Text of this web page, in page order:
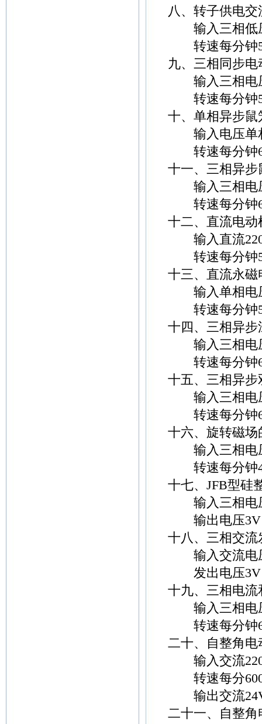
八、转子供电交
输入三相低
转速每分钟
九、三相同步电
输入三相电
转速每分钟
十、单相异步鼠
输入电压单相
转速每分钟
十一、三相异步
输入三相电
转速每分钟
十二、直流电动
输入直流
转速每分钟
十三、直流永磁
输入单相电
转速每分钟
十四、三相异步
输入三相电
转速每分钟
十五、三相异步
输入三相电
转速每分钟
十六、旋转磁场
输入三相电
转速每分钟
十七、JFB型硅
输入三相电
输出电压3V
十八、三相交流
输入交流电
发出电压3V
十九、三相电流
输入三相电
转速每分钟
二十、自整角电
输入交流
转速每分600-
输出交流
二十一、自整角